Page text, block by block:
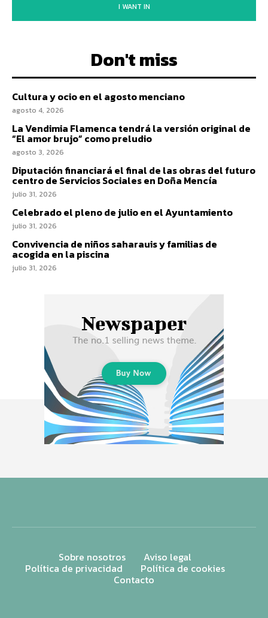
I WANT IN
Don't miss
Cultura y ocio en el agosto menciano
agosto 4, 2026
La Vendimia Flamenca tendrá la versión original de
“El amor brujo” como preludio
agosto 3, 2026
Diputación financiará el final de las obras del futuro
centro de Servicios Sociales en Doña Mencía
julio 31, 2026
Celebrado el pleno de julio en el Ayuntamiento
julio 31, 2026
Convivencia de niños saharauis y familias de
acogida en la piscina
julio 31, 2026
Sobre nosotros Aviso legal
Política de privacidad Política de cookies
Contacto